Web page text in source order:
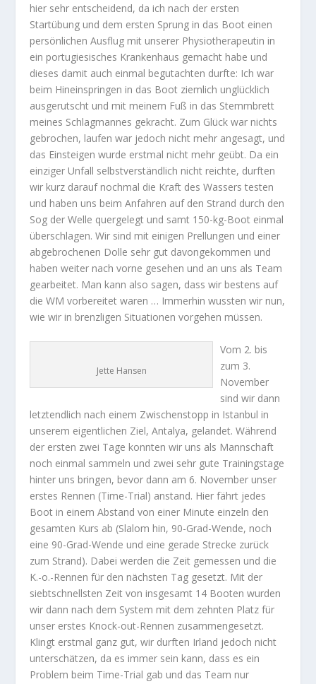
hier sehr entscheidend, da ich nach der ersten
Startübung und dem ersten Sprung in das Boot einen
persönlichen Ausflug mit unserer Physiotherapeutin in
ein portugiesisches Krankenhaus gemacht habe und
dieses damit auch einmal begutachten durfte: Ich war
beim Hineinspringen in das Boot ziemlich unglücklich
ausgerutscht und mit meinem Fuß in das Stemmbrett
meines Schlagmannes gekracht. Zum Glück war nichts
gebrochen, laufen war jedoch nicht mehr angesagt, und
das Einsteigen wurde erstmal nicht mehr geübt. Da ein
einziger Unfall selbstverständlich nicht reichte, durften
wir kurz darauf nochmal die Kraft des Wassers testen
und haben uns beim Anfahren auf den Strand durch den
Sog der Welle quergelegt und samt 150-kg-Boot einmal
überschlagen. Wir sind mit einigen Prellungen und einer
abgebrochenen Dolle sehr gut davongekommen und
haben weiter nach vorne gesehen und an uns als Team
gearbeitet. Man kann also sagen, dass wir bestens auf
die WM vorbereitet waren … Immerhin wussten wir nun,
wie wir in brenzligen Situationen vorgehen müssen.
Jette Hansen
Vom 2. bis
zum 3.
November
sind wir dann
letztendlich nach einem Zwischenstopp in Istanbul in
unserem eigentlichen Ziel, Antalya, gelandet. Während
der ersten zwei Tage konnten wir uns als Mannschaft
noch einmal sammeln und zwei sehr gute Trainingstage
hinter uns bringen, bevor dann am 6. November unser
erstes Rennen (Time-Trial) anstand. Hier fährt jedes
Boot in einem Abstand von einer Minute einzeln den
gesamten Kurs ab (Slalom hin, 90-Grad-Wende, noch
eine 90-Grad-Wende und eine gerade Strecke zurück
zum Strand). Dabei werden die Zeit gemessen und die
K.-o.-Rennen für den nächsten Tag gesetzt. Mit der
siebtschnellsten Zeit von insgesamt 14 Booten wurden
wir dann nach dem System mit dem zehnten Platz für
unser erstes Knock-out-Rennen zusammengesetzt.
Klingt erstmal ganz gut, wir durften Irland jedoch nicht
unterschätzen, da es immer sein kann, dass es ein
Problem beim Time-Trial gab und das Team nur